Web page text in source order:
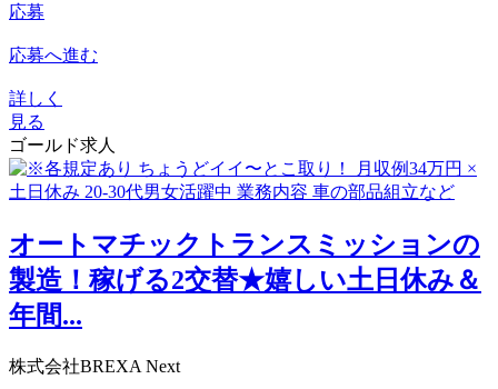
応募
応募へ進む
詳しく
見る
ゴールド求人
オートマチックトランスミッションの
製造！稼げる2交替★嬉しい土日休み＆
年間...
株式会社BREXA Next